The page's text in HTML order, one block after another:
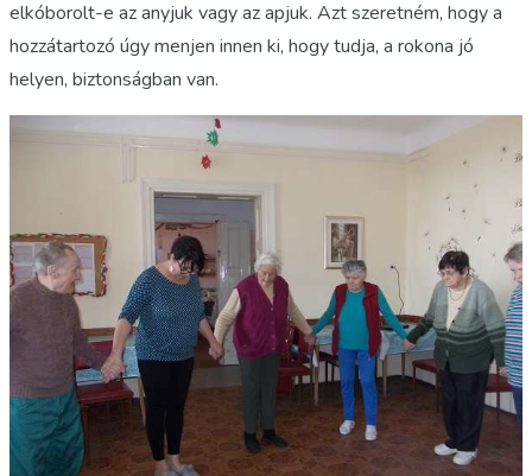
elkóborolt-e az anyjuk vagy az apjuk. Azt szeretném, hogy a
hozzátartozó úgy menjen innen ki, hogy tudja, a rokona jó
helyen, biztonságban van.